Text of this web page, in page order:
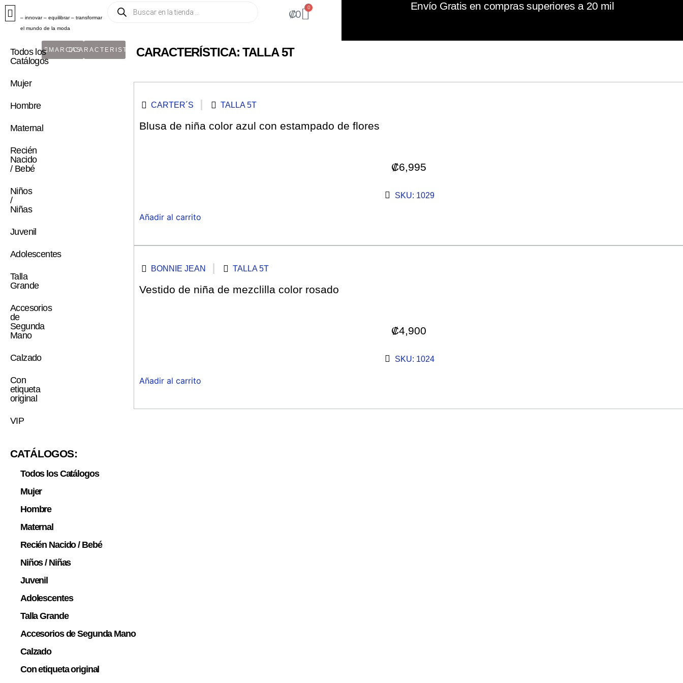
– innovar – equilibrar – transformar
el mundo de la moda
₡0
0 Envío Gratis en compras superiores a 20 mil
Todos los
Catálogos
Mujer
Hombre
Maternal
Recién
Nacido
/ Bebé
Niños
/
Niñas
Juvenil
Adolescentes
Talla
Grande
Accesorios
de
Segunda
Mano
Calzado
Con
etiqueta
original
VIP
MARCASCARACTERISTICACARACTERÍSTICA: TALLA 5T
CARTER´S TALLA 5T
Blusa de niña color azul con estampado de flores
₡6,995
SKU: 1029
Añadir al carrito
BONNIE JEAN TALLA 5T
Vestido de niña de mezclilla color rosado
₡4,900
SKU: 1024
Añadir al carrito
CATÁLOGOS:
Todos los Catálogos
Mujer
Hombre
Maternal
Recién Nacido / Bebé
Niños / Niñas
Juvenil
Adolescentes
Talla Grande
Accesorios de Segunda Mano
Calzado
Con etiqueta original